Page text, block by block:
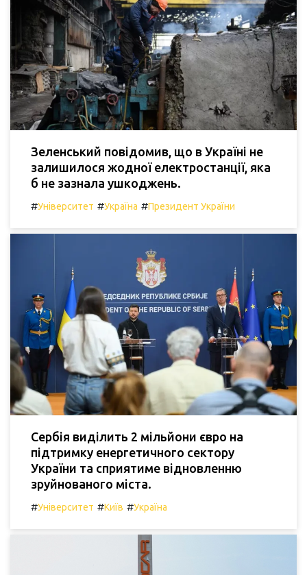
Зеленський повідомив, що в Україні не
залишилося жодної електростанції, яка
б не зазнала ушкоджень.
#Університет #Україна #Президент України
Сербія виділить 2 мільйони євро на
підтримку енергетичного сектору
України та сприятиме відновленню
зруйнованого міста.
#Університет #Київ #Україна